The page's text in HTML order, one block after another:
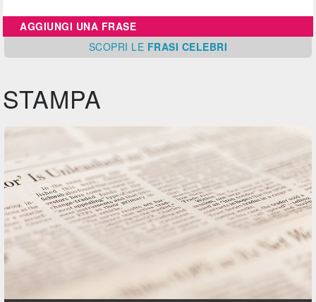
AGGIUNGI UNA FRASE
SCOPRI LE FRASI CELEBRI
STAMPA